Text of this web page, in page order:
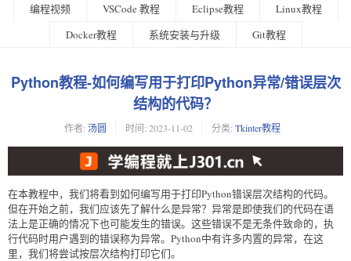
编程视频
VSCode 教程 Eclipse教程
Linux教程
Docker教程
系统安装与升级 Git教程
Python教程-如何编写用于打印Python异常/错误层次
结构的代码？
作者: 汤圆 时间: 2023-11-02 分类: Tkinter教程
在本教程中，我们将看到如何编写用于打印Python错误层次结构的代码。
但在开始之前，我们应该先了解什么是异常？异常是即使我们的代码在语
法上是正确的情况下也可能发生的错误。这些错误不是无条件致命的，执
行代码时用户遇到的错误称为异常。Python中有许多内置的异常，在这
里，我们将尝试按层次结构打印它们。